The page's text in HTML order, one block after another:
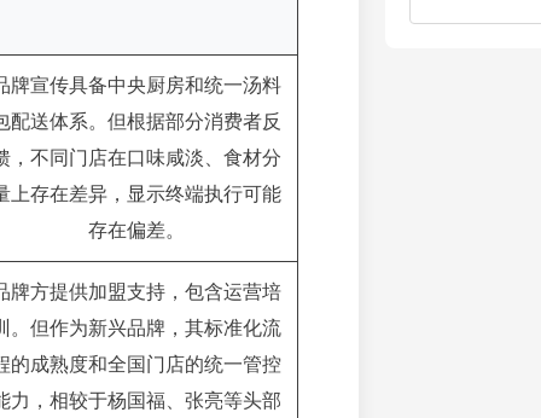
牌宣传具备中央厨房和统一汤料
配送体系。但根据部分消费者反
，不同门店在口味咸淡、食材分
上存在差异，显示终端执行可能
存在偏差。
牌方提供加盟支持，包含运营培
。但作为新兴品牌，其标准化流
的成熟度和全国门店的统一管控
力，相较于杨国福、张亮等头部